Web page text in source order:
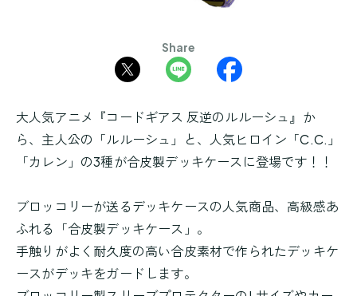
Share
大人気アニメ『コードギアス 反逆のルルーシュ』か
ら、主人公の「ルルーシュ」と、人気ヒロイン「C.C.」
「カレン」の3種が合皮製デッキケースに登場です！！
ブロッコリーが送るデッキケースの人気商品、高級感あ
ふれる「合皮製デッキケース」。
手触りがよく耐久度の高い合皮素材で作られたデッキケ
ースがデッキをガードします。